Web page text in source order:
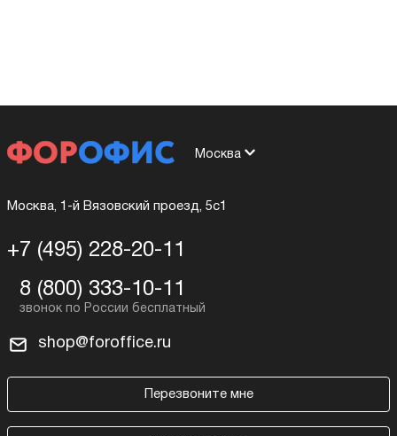
Москва
Москва, 1-й Вязовский проезд, 5с1
+7 (495) 228-20-11
8 (800) 333-10-11
shop@foroffice.ru
Перезвоните мне